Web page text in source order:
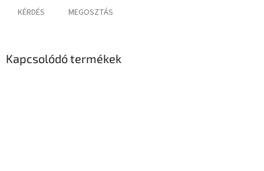
KÉRDÉS MEGOSZTÁS
Kapcsolódó termékek